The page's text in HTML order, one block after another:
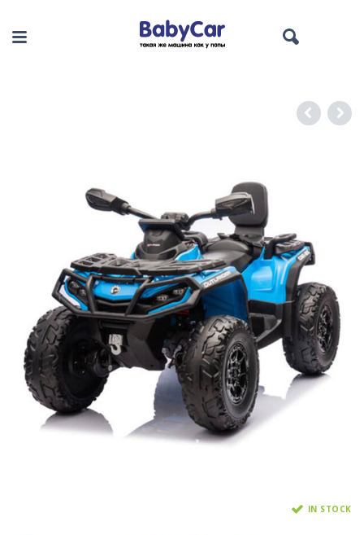
IN STOCK